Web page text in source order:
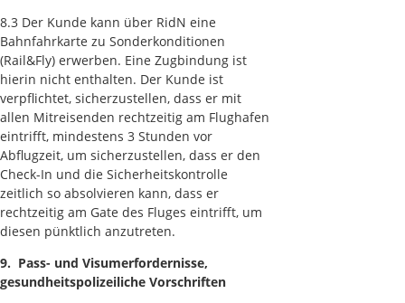
8.3 Der Kunde kann über RidN eine
Bahnfahrkarte zu Sonderkonditionen
(Rail&Fly) erwerben. Eine Zugbindung ist
hierin nicht enthalten. Der Kunde ist
verpflichtet, sicherzustellen, dass er mit
allen Mitreisenden rechtzeitig am Flughafen
eintrifft, mindestens 3 Stunden vor
Abflugzeit, um sicherzustellen, dass er den
Check-In und die Sicherheitskontrolle
zeitlich so absolvieren kann, dass er
rechtzeitig am Gate des Fluges eintrifft, um
diesen pünktlich anzutreten.
9. Pass- und Visumerfordernisse,
gesundheitspolizeiliche Vorschriften